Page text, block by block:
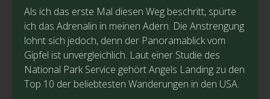
Als ich das erste Mal diesen Weg beschritt, spürte
ich das Adrenalin in meinen Adern. Die Anstrengung
lohnt sich jedoch, denn der Panoramablick vom
Gipfel ist unvergleichlich. Laut einer Studie des
National Park Service gehört Angels Landing zu den
Top 10 der beliebtesten Wanderungen in den USA.